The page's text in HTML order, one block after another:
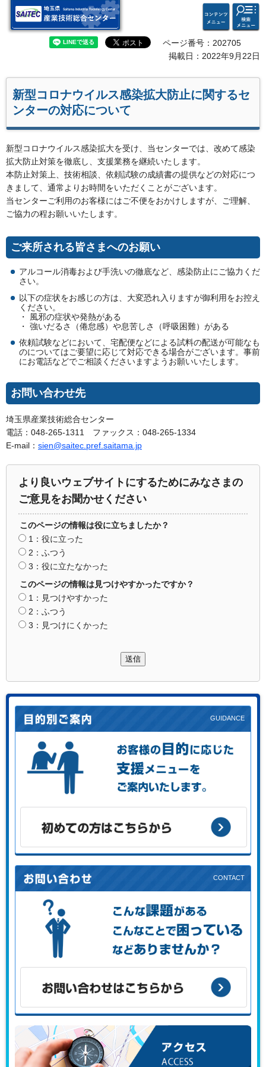
埼玉県 産業技術総合セン
コンテ
ンツメ
ニュー
検索・
共通メ
ニュー
ページ番号：202705
掲載日：2022年9月22日
新型コロナウイルス感染拡大防止に関するセ
ンターの対応について
新型コロナウイルス感染拡大を受け、当センターでは、改めて感染
拡大防止対策を徹底し、支援業務を継続いたします。
本防止対策上、技術相談、依頼試験の成績書の提供などの対応につ
きまして、通常よりお時間をいただくことがございます。
当センターご利用のお客様にはご不便をおかけしますが、ご理解、
ご協力の程お願いいたします。
ご来所される皆さまへのお願い
アルコール消毒および手洗いの徹底など、感染防止にご協力くだ
さい。
以下の症状をお感じの方は、大変恐れ入りますが御利用をお控え
ください。
・ 風邪の症状や発熱がある
・ 強いだるさ（倦怠感）や息苦しさ（呼吸困難）がある
依頼試験などにおいて、宅配便などによる試料の配送が可能なも
のについてはご要望に応じて対応できる場合がございます。事前
にお電話などでご相談くださいますようお願いいたします。
お問い合わせ先
埼玉県産業技術総合センター
電話：048-265-1311 ファックス：048-265-1334
E-mail： sien@saitec.pref.saitama.jp
より良いウェブサイトにするためにみなさまの
ご意見をお聞かせください
このページの情報は役に立ちましたか？
1：役に立った
2：ふつう
3：役に立たなかった
このページの情報は見つけやすかったですか？
1：見つけやすかった
2：ふつう
3：見つけにくかった
送信
お客様の目的に応じた支援メニューをご案内します。
初めての方はこちらから
こんな課題がある、こんなことで困っている、などありませ
お問い合わせはこちらから